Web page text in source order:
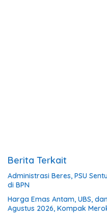
Berita Terkait
Administrasi Beres, PSU
di BPN
Harga Emas Antam, UBS,
Agustus 2026, Kompak